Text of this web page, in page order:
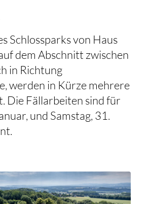
Schlossparks von Haus
dem Abschnitt zwischen
in Richtung
werden in Kürze mehrere
Die Fällarbeiten sind für
und Samstag, 31.